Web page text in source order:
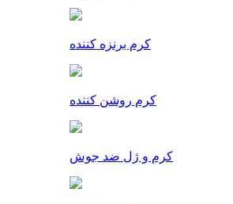
کرم برنزه کننده
کرم روشن کننده
کرم و ژل ضد جوش